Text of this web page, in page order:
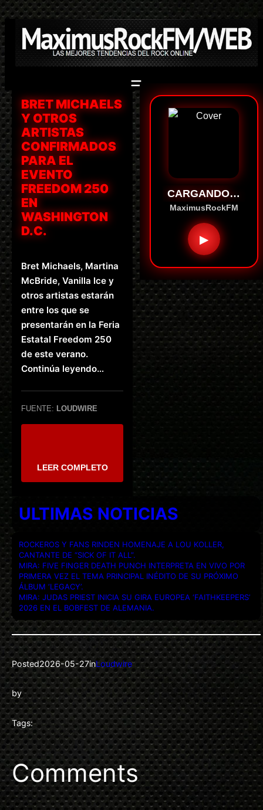
Saltar
al
contenido
BRET MICHAELS
Y OTROS
ARTISTAS
CONFIRMADOS
PARA EL
EVENTO
FREEDOM 250
EN
WASHINGTON
D.C.
Bret Michaels, Martina
McBride, Vanilla Ice y
otros artistas estarán
entre los que se
presentarán en la Feria
Estatal Freedom 250
de este verano.
Continúa leyendo…
FUENTE: LOUDWIRE
LEER COMPLETO
CARGANDO…
MaximusRockFM
▶
ULTIMAS NOTICIAS
ROCKEROS Y FANS RINDEN HOMENAJE A LOU KOLLER,
CANTANTE DE “SICK OF IT ALL”.
MIRA: FIVE FINGER DEATH PUNCH INTERPRETA EN VIVO POR
PRIMERA VEZ EL TEMA PRINCIPAL INÉDITO DE SU PRÓXIMO
ÁLBUM ‘LEGACY’.
MIRA: JUDAS PRIEST INICIA SU GIRA EUROPEA ‘FAITHKEEPERS’
2026 EN EL BOBFEST DE ALEMANIA.
Posted2026-05-27inLoudwire
by
Tags:
Comments